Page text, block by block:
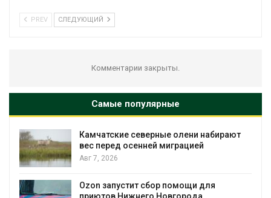
PREV СЛЕДУЮЩИЙ
Комментарии закрыты.
Самые популярные
Тайфун, засуха и пожары: сразу
несколько регионов столкнулись с
экстремальными природными
Авг 7, 2026